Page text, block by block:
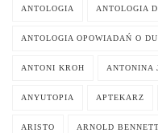
ANTOLOGIA ANTOLOGIA
ANTOLOGIA OPOWIADAŃ O
ANTONI KROH ANTONINA
ANYUTOPIA APTEKARZ
ARISTO ARNOLD BENNETT